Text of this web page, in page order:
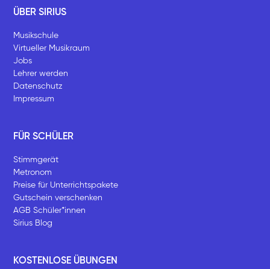
ÜBER SIRIUS
Musikschule
Virtueller Musikraum
Jobs
Lehrer werden
Datenschutz
Impressum
FÜR SCHÜLER
Stimmgerät
Metronom
Preise für Unterrichtspakete
Gutschein verschenken
AGB Schüler*innen
Sirius Blog
KOSTENLOSE ÜBUNGEN